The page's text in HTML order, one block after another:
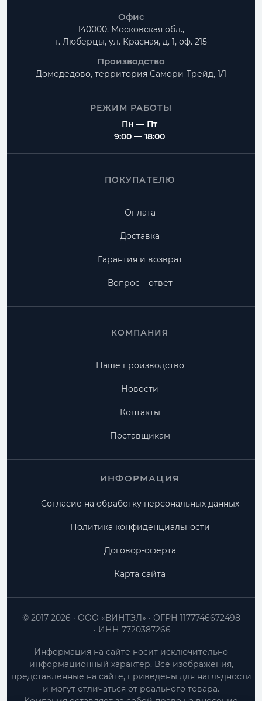
Офис
140000, Московская обл.,
г. Люберцы, ул. Красная, д. 1, оф. 215
Производство
Домодедово, территория Самори-Трейд, 1/1
РЕЖИМ РАБОТЫ
Пн — Пт
9:00 — 18:00
ПОКУПАТЕЛЮ
Оплата
Доставка
Гарантия и возврат
Вопрос – ответ
КОМПАНИЯ
Наше производство
Новости
Контакты
Поставщикам
ИНФОРМАЦИЯ
Согласие на обработку персональных данных
Политика конфиденциальности
Договор-оферта
Карта сайта
ООО «ВИНТЭЛ»
ОГРН 1177746672498
ИНН 7720387266
© 2017-2026
Информация на сайте носит исключительно
информационный характер. Все изображения,
представленные на сайте, приведены для наглядности
и могут отличаться от реального товара.